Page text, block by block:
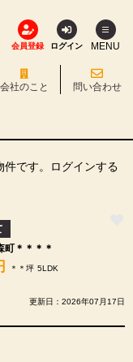
会員登録 ログイン MENU
会社のこと 問い合わせ
件です。ログインする
町＊＊＊＊
＊＊坪 5LDK
更新日：2026年07月17日